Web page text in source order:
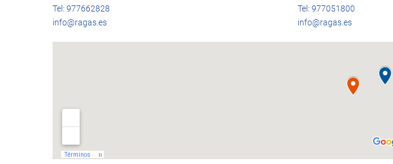
Tel: 977662828
info@ragas.es
Tel: 977051800
info@ragas.es